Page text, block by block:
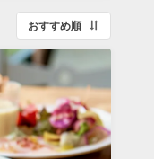
おすすめ順